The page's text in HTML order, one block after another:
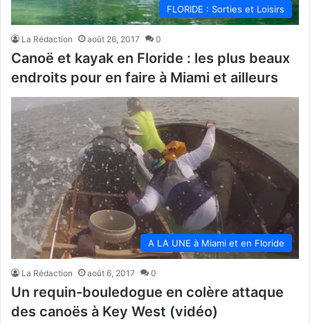
FLORIDE : Sorties et Loisirs
La Rédaction août 26, 2017 0
Canoë et kayak en Floride : les plus beaux
endroits pour en faire à Miami et ailleurs
A LA UNE à Miami et en Floride
La Rédaction août 6, 2017 0
Un requin-bouledogue en colère attaque
des canoës à Key West (vidéo)